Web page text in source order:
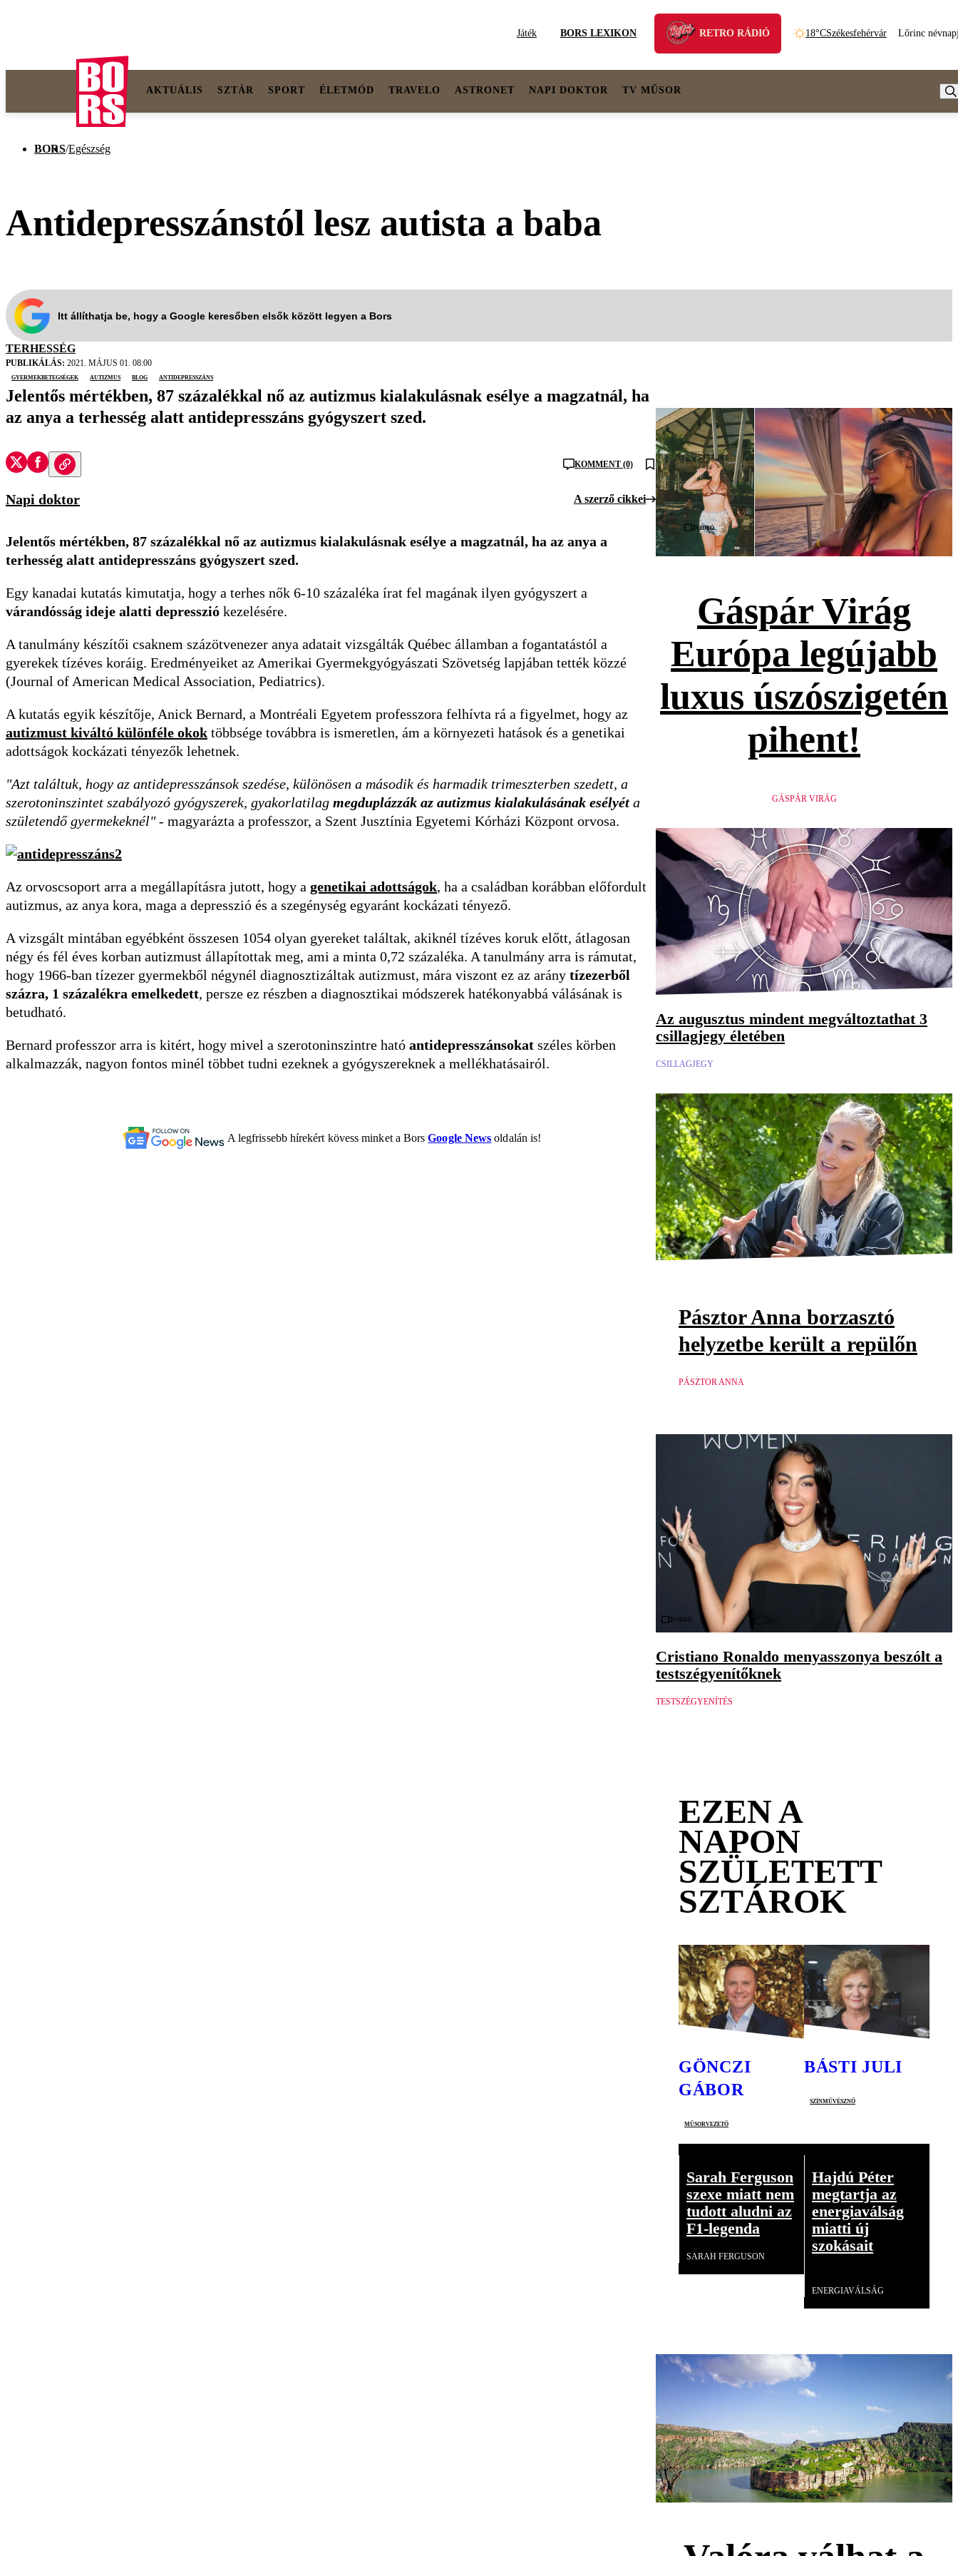
Játék BORS LEXIKON RETRO RÁDIÓ 18°CSzékesfehérvár Lőrinc
AKTUÁLIS SZTÁR SPORT ÉLETMÓD TRAVELO ASTRONET NAPI DOKTOR TV MŰSOR
BORS/Egészség
Antidepresszánstól lesz autista a baba
Itt állíthatja be, hogy a Google keresőben elsők között legyen a Bors
TERHESSÉG
PUBLIKÁLÁS: 2021. MÁJUS 01. 08:00
gyermekbetegségek
autizmus blog antidepresszáns
Jelentős mértékben, 87 százalékkal nő az autizmus kialakulásnak esélye a magzatnál, ha
az anya a terhesség alatt antidepresszáns gyógyszert szed.
KOMMENT (0)
Napi doktor A szerző cikkei
Jelentős mértékben, 87 százalékkal nő az autizmus kialakulásnak esélye a magzatnál, ha az anya a
terhesség alatt antidepresszáns gyógyszert szed.
Egy kanadai kutatás kimutatja, hogy a terhes nők 6-10 százaléka írat fel magának ilyen gyógyszert a
várandósság ideje alatti depresszió kezelésére.
A tanulmány készítői csaknem százötvenezer anya adatait vizsgálták Québec államban a fogantatástól a
gyerekek tízéves koráig. Eredményeiket az Amerikai Gyermekgyógyászati Szövetség lapjában tették közzé
(Journal of American Medical Association, Pediatrics).
A kutatás egyik készítője, Anick Bernard, a Montréali Egyetem professzora felhívta rá a figyelmet, hogy az
autizmust kiváltó különféle okok többsége továbbra is ismeretlen, ám a környezeti hatások és a genetikai
adottságok kockázati tényezők lehetnek.
"Azt találtuk, hogy az antidepresszánsok szedése, különösen a második és harmadik trimeszterben szedett, a
szerotoninszintet szabályozó gyógyszerek, gyakorlatilag megduplázzák az autizmus kialakulásának esélyét a
születendő gyermekeknél"- magyarázta a professzor, a Szent Jusztínia Egyetemi Kórházi Központ orvosa.
Az orvoscsoport arra a megállapításra jutott, hogy a genetikai adottságok, ha a családban korábban előfordult
autizmus, az anya kora, maga a depresszió és a szegénység egyaránt kockázati tényező.
A vizsgált mintában egyébként összesen 1054 olyan gyereket találtak, akiknél tízéves koruk előtt, átlagosan
négy és fél éves korban autizmust állapítottak meg, ami a minta 0,72 százaléka. A tanulmány arra is rámutat,
hogy 1966-ban tízezer gyermekből négynél diagnosztizáltak autizmust, mára viszont ez az arány tízezerből
százra, 1 százalékra emelkedett, persze ez részben a diagnosztikai módszerek hatékonyabbá válásának is
betudható.
Bernard professzor arra is kitért, hogy mivel a szerotoninszintre ható antidepresszánsokat széles körben
alkalmazzák, nagyon fontos minél többet tudni ezeknek a gyógyszereknek a mellékhatásairól.
A legfrissebb hírekért kövess minket a BorsGoogle News oldalán is!
Videó
Gáspár Virág
Európa legújabb
luxus úszószigetén
pihent!
GÁSPÁR VIRÁG
Az augusztus mindent megváltoztathat 3
csillagjegy életében
CSILLAGJEGY
Pásztor Anna borzasztó
helyzetbe került a repülőn
PÁSZTOR ANNA
Videó
Cristiano Ronaldo menyasszonya beszólt a
testszégyenítőknek
TESTSZÉGYENÍTÉS
EZEN A
NAPON
SZÜLETETT
SZTÁROK
GÖNCZI
GÁBOR
műsorvezető
BÁSTI JULI
színművésznő
Sarah Ferguson
szexe miatt nem
tudott aludni az
F1-legenda
SARAH FERGUSON
Hajdú Péter
megtartja az
energiaválság
miatti új
szokásait
ENERGIAVÁLSÁG